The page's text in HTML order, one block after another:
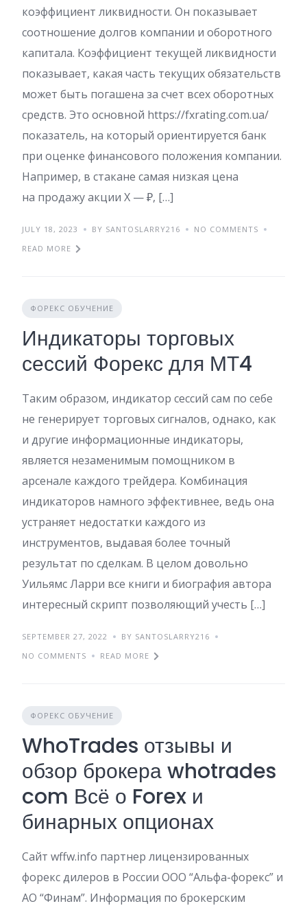
коэффициент ликвидности. Он показывает
соотношение долгов компании и оборотного
капитала. Коэффициент текущей ликвидности
показывает, какая часть текущих обязательств
может быть погашена за счет всех оборотных
средств. Это основной https://fxrating.com.ua/
показатель, на который ориентируется банк
при оценке финансового положения компании.
Например, в стакане самая низкая цена
на продажу акции Х — ₽, […]
JULY 18, 2023 BY SANTOSLARRY216
NO COMMENTS
READ MORE
ФОРЕКС ОБУЧЕНИЕ
Индикаторы торговых
сессий Форекс для МТ4
Таким образом, индикатор сессий сам по себе
не генерирует торговых сигналов, однако, как
и другие информационные индикаторы,
является незаменимым помощником в
арсенале каждого трейдера. Комбинация
индикаторов намного эффективнее, ведь она
устраняет недостатки каждого из
инструментов, выдавая более точный
результат по сделкам. В целом довольно
Уильямс Ларри все книги и биография автора
интересный скрипт позволяющий учесть […]
SEPTEMBER 27, 2022
BY SANTOSLARRY216
NO COMMENTS
READ MORE
ФОРЕКС ОБУЧЕНИЕ
WhoTrades отзывы и
обзор брокера whotrades
com Всё о Forex и
бинарных опционах
Сайт wffw.info партнер лицензированных
форекс дилеров в России ООО “Альфа-форекс” и
АО “Финам”. Информация по брокерским